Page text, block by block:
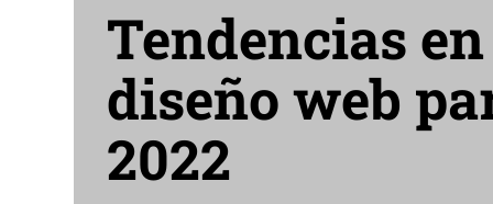
Tendencias en
diseño web
2022